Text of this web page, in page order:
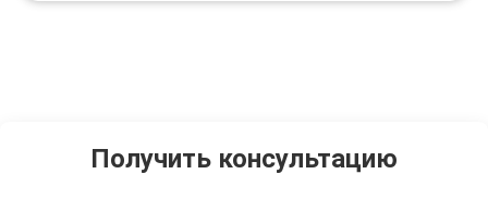
Получить консультацию